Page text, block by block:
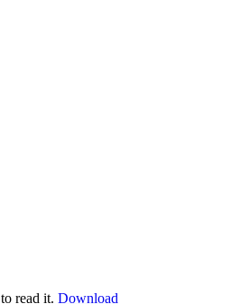
read it. Download